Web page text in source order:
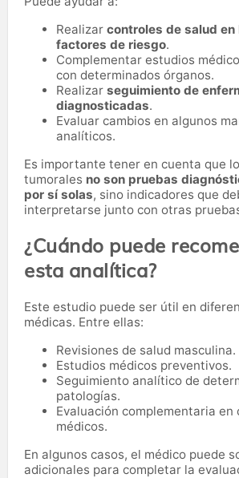
Realizar controles de salud en
factores de riesgo.
Complementar estudios
con determinados órganos.
Realizar seguimiento de
diagnosticadas.
Evaluar cambios en algunos
analíticos.
Es importante tener en cuenta que
tumorales no son pruebas
por sí solas, sino indicadores que
interpretarse junto con otras
¿Cuándo puede
esta analítica?
Este estudio puede ser útil en
médicas. Entre ellas:
Revisiones de salud masculina.
Estudios médicos preventivos.
Seguimiento analítico de
patologías.
Evaluación complementaria en
médicos.
En algunos casos, el médico puede
adicionales para completar la